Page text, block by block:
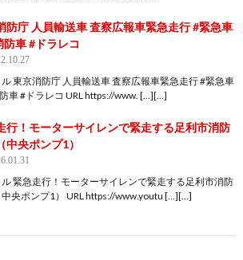
防庁 人員輸送車 査察広報車緊急走行 #緊急車
防車 #ドラレコ
東京消防庁 人員輸送車 査察広報車緊急走行 #緊急車
車 #ドラレコ URL https://www. […][…]
行！モーターサイレンで緊走する足利市消防
中央ポンプ1）
緊急走行！モーターサイレンで緊走する足利市消防
央ポンプ1） URL https://www.youtu […][…]